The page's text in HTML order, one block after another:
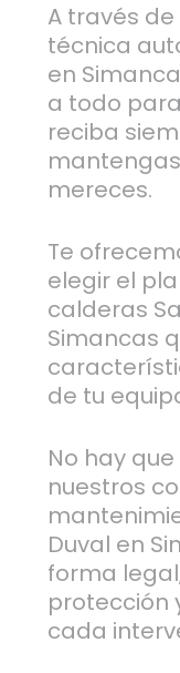
A través
técnica
en
a todo
reciba
mereces.
Te
elegir el
calderas
Simancas
de tu
No hay
nuestros
Duval en
forma
protección
cada